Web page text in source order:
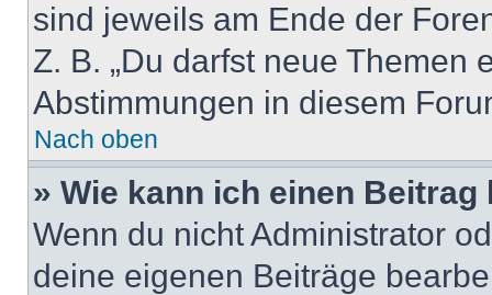
sind jeweils am Ende der
Z. B. „Du darfst neue Themen
Abstimmungen in diesem
Nach oben
» Wie kann ich einen
Wenn du nicht Administrator
deine eigenen Beiträge